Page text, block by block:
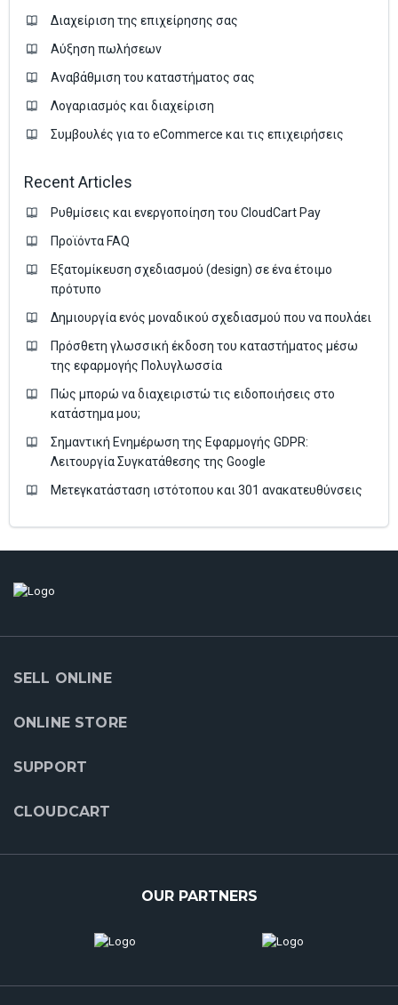
Διαχείριση της επιχείρησης σας
Аύξηση πωλήσεων
Αναβάθμιση του καταστήματος σας
Λογαριασμός και διαχείριση
Συμβουλές για το eCommerce και τις επιχειρήσεις
Recent Articles
Ρυθμίσεις και ενεργοποίηση του CloudCart Pay
Προϊόντα FAQ
Εξατομίκευση σχεδιασμού (design) σε ένα έτοιμο
πρότυπο
Δημιουργία ενός μοναδικού σχεδιασμού που να πουλάει
Πρόσθετη γλωσσική έκδοση του καταστήματος μέσω
της εφαρμογής Πολυγλωσσία
Πώς μπορώ να διαχειριστώ τις ειδοποιήσεις στο
κατάστημα μου;
Σημαντική Ενημέρωση της Εφαρμογής GDPR:
Λειτουργία Συγκατάθεσης της Google
Μετεγκατάσταση ιστότοπου και 301 ανακατευθύνσεις
SELL ONLINE
ONLINE STORE
SUPPORT
CLOUDCART
OUR PARTNERS